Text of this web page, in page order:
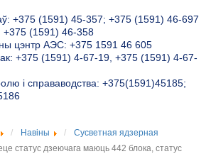
+375 (1591) 45-357; +375 (1591) 46-697
+375 (1591) 46-358
цэнтр АЭС: +375 1591 46 605
+375 (1591) 4-67-19, +375 (1591) 4-67-
і справаводства: +375(1591)45185;
Навіны
Сусветная ядзерная
статус дзеючага маюць 442 блока, статус